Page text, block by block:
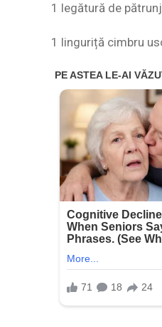
1 legătură de
1 linguriță cimbru